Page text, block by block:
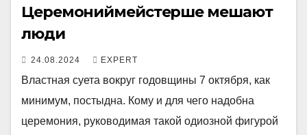
Церемониймейстерше мешают
люди
24.08.2024 EXPERT
Властная суета вокруг годовщины 7 октября, как
минимум, постыдна. Кому и для чего надобна
церемония, руководимая такой одиозной фигурой